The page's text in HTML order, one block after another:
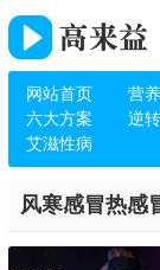
网站首页 营
六大方案
逆
艾滋性病
风寒感冒热感